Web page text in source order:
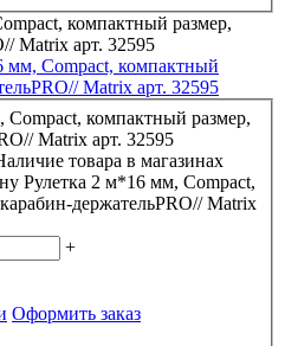
мм, Compact, компактный
Matrix арт. 32595
товара в магазинах
Рулетка 2 м*16 мм, Compact,
держательPRO// Matrix
+
Оформить заказ